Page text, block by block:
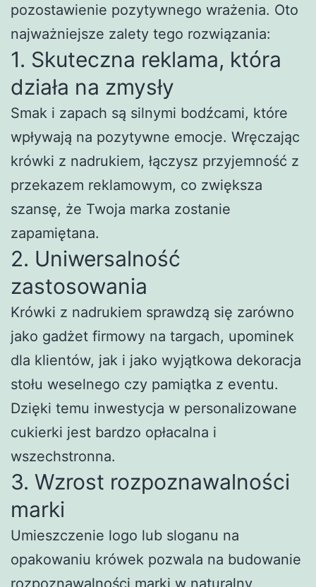
pozostawienie pozytywnego wrażenia. Oto
najważniejsze zalety tego rozwiązania:
1. Skuteczna reklama, która
działa na zmysły
Smak i zapach są silnymi bodźcami, które
wpływają na pozytywne emocje. Wręczając
krówki z nadrukiem, łączysz przyjemność z
przekazem reklamowym, co zwiększa
szansę, że Twoja marka zostanie
zapamiętana.
2. Uniwersalność
zastosowania
Krówki z nadrukiem sprawdzą się zarówno
jako gadżet firmowy na targach, upominek
dla klientów, jak i jako wyjątkowa dekoracja
stołu weselnego czy pamiątka z eventu.
Dzięki temu inwestycja w personalizowane
cukierki jest bardzo opłacalna i
wszechstronna.
3. Wzrost rozpoznawalności
marki
Umieszczenie logo lub sloganu na
opakowaniu krówek pozwala na budowanie
rozpoznawalności marki w naturalny